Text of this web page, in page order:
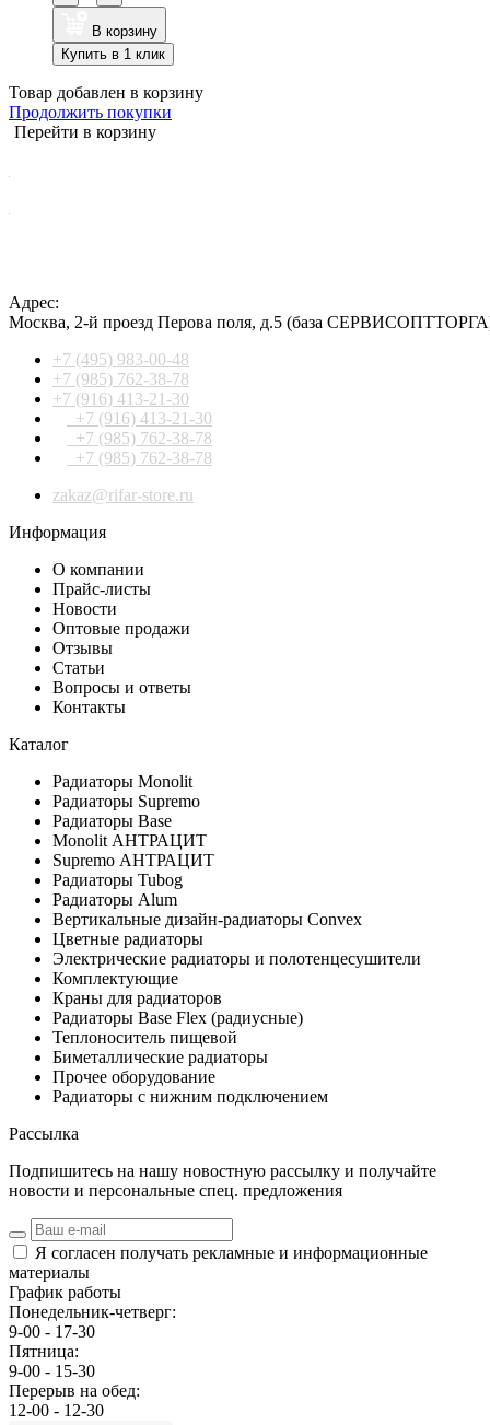
В корзину
Купить в 1 клик
Товар добавлен в корзину
Продолжить покупки
Перейти в корзину
Адрес:
Москва, 2-й проезд Перова поля, д.5 (база
+7 (495) 983-00-48
+7 (985) 762-38-78
+7 (916) 413-21-30
+7 (916) 413-21-30
+7 (985) 762-38-78
+7 (985) 762-38-78
zakaz@rifar-store.ru
Информация
О компании
Прайс-листы
Новости
Оптовые продажи
Отзывы
Статьи
Вопросы и ответы
Контакты
Каталог
Радиаторы Monolit
Радиаторы Supremo
Радиаторы Base
Monolit АНТРАЦИТ
Supremo АНТРАЦИТ
Радиаторы Tubog
Радиаторы Alum
Вертикальные дизайн-радиаторы Convex
Цветные радиаторы
Электрические радиаторы и полотенцесушители
Комплектующие
Краны для радиаторов
Радиаторы Base Flex (радиусные)
Теплоноситель пищевой
Биметаллические радиаторы
Прочее оборудование
Радиаторы с нижним подключением
Рассылка
Подпишитесь на нашу новостную рассылку и получайте
новости и персональные спец. предложения
Я согласен получать рекламные и информационные
материалы
График работы
Понедельник-четверг:
9-00 - 17-30
Пятница:
9-00 - 15-30
Перерыв на обед:
12-00 - 12-30